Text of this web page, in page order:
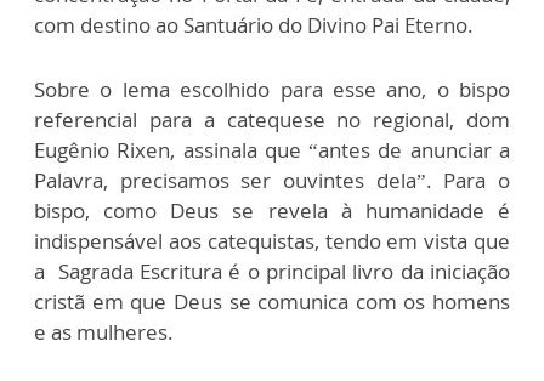
com destino ao Santuário do Divino Pai Eterno.
Sobre o lema escolhido para esse ano, o bispo
referencial para a catequese no regional, dom
Eugênio Rixen, assinala que “antes de anunciar a
Palavra, precisamos ser ouvintes dela”. Para o
bispo, como Deus se revela à humanidade é
indispensável aos catequistas, tendo em vista que
a Sagrada Escritura é o principal livro da iniciação
cristã em que Deus se comunica com os homens
e as mulheres.